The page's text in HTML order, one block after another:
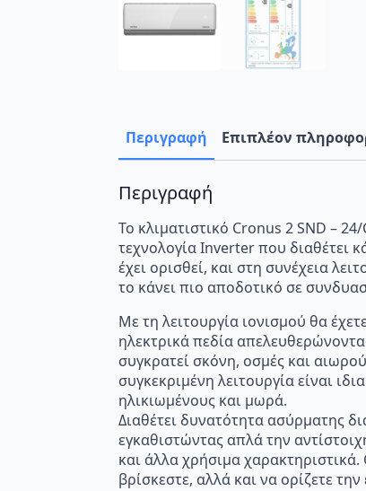
Περιγραφή Επιπλέον
Περιγραφή
Το κλιματιστικό Cronus 2 SND –
τεχνολογία Inverter που διαθέτει
έχει ορισθεί, και στη συνέχεια
το κάνει πιο αποδοτικό σε
Με τη λειτουργία ιονισμού θα
ηλεκτρικά πεδία
συγκρατεί σκόνη, οσμές και
συγκεκριμένη λειτουργία είναι
ηλικιωμένους και μωρά.
Διαθέτει δυνατότητα ασύρματης
εγκαθιστώντας απλά την
και άλλα χρήσιμα χαρακτηριστικά.
βρίσκεστε, αλλά και να ορίζετε